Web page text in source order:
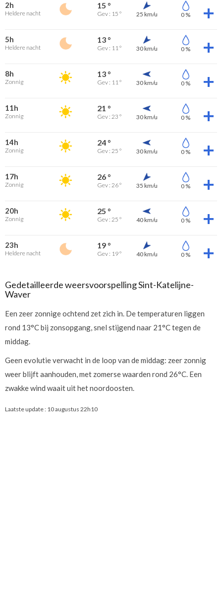
2h
Heldere nacht
15 °
Gev : 15 ° 25 km/u 0 %
5h
Heldere nacht
13 °
Gev : 11 ° 30 km/u 0 %
8h
Zonnig
13 °
Gev : 11 ° 30 km/u 0 %
11h
Zonnig
21 °
Gev : 23 ° 30 km/u 0 %
14h
Zonnig
24 °
Gev : 25 ° 30 km/u 0 %
17h
Zonnig
26 °
Gev : 26 ° 35 km/u 0 %
20h
Zonnig
25 °
Gev : 25 ° 40 km/u 0 %
23h
Heldere nacht
19 °
Gev : 19 ° 40 km/u 0 %
Gedetailleerde weersvoorspelling Sint-Katelijne-
Waver
Een zeer zonnige ochtend zet zich in. De temperaturen liggen
rond 13°C bij zonsopgang, snel stijgend naar 21°C tegen de
middag.
Geen evolutie verwacht in de loop van de middag: zeer zonnig
weer blijft aanhouden, met zomerse waarden rond 26°C. Een
zwakke wind waait uit het noordoosten.
Laatste update : 10 augustus 22h10